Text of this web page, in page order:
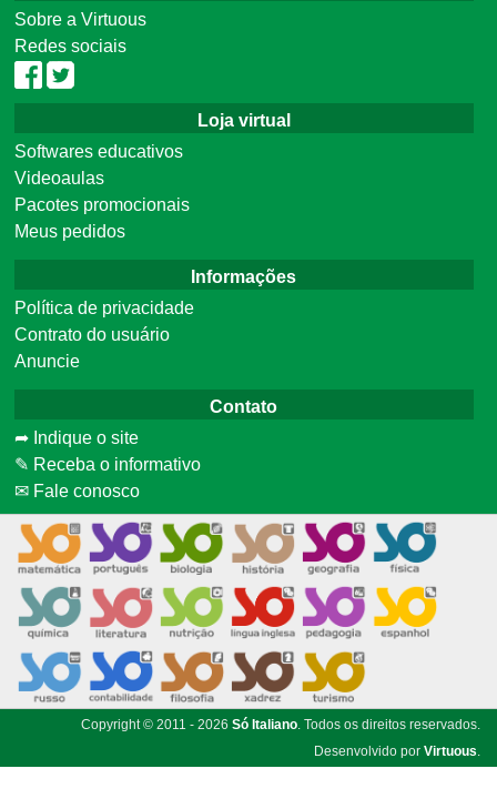
Sobre a Virtuous
Redes sociais
Loja virtual
Softwares educativos
Videoaulas
Pacotes promocionais
Meus pedidos
Informações
Política de privacidade
Contrato do usuário
Anuncie
Contato
➦ Indique o site
✎ Receba o informativo
✉ Fale conosco
Copyright © 2011 - 2026 Só Italiano. Todos os direitos reservados.
Desenvolvido por Virtuous